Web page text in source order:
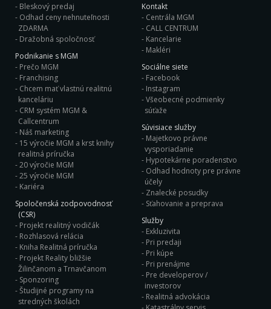
Bleskový predaj
Odhad ceny nehnuteľnosti
ZDARMA
Dražobná spoločnosť
Podnikanie s MGM
Prečo MGM
Franchising
Chcem mať vlastnú realitnú
kanceláriu
CRM systém MGM &
Callcentrum
Náš marketing
15 výročie MGM a krst knihy
realitná príručka
20 výročie MGM
25 výročie MGM
Kariéra
Spoločenská zodpovodnosť
(CSR)
Projekt realitný vodičák
Rozhlasová relácia
Kniha Realitná príručka
Projekt Reality bližšie
Žilinčanom a Trnavčanom
Sponzoring
Študijné programy na
stredných školách
Kontakt
Centrála MGM
CALL CENTRUM
Kancelarie
Makléri
Sociálne siete
Facebook
Instagram
Všeobecné podmienky
súťaže
Súvisiace služby
Majetkovo právne
vysporiadanie
Hypotekárne poradenstvo
Odhad hodnoty pre právne
účely
Znalecké posudky
Sťahovanie a preprava
Služby
Exkluzivita
Pri predaji
Pri kúpe
Pri prenájme
Pre developerov /
investorov
Realitná advokácia